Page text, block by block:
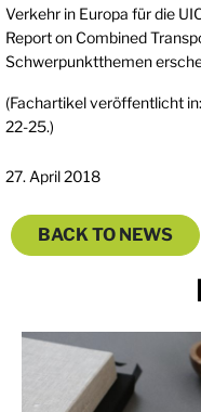
Verkehr in Europa für die
Report on Combined
Schwerpunktthemen
(Fachartikel veröffentlicht
22-25.)
27. April 2018
BACK TO NEWS